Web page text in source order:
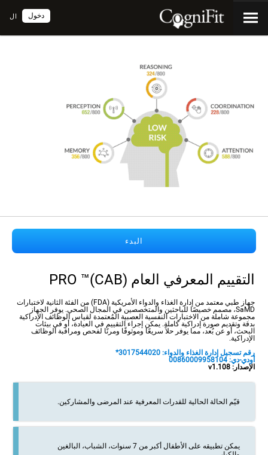
ال دخول
البدء
التقييم المعرفي العام (CAB)™ PRO
جهاز طبي معتمد من إدارة الغذاء والدواء الأمريكية (FDA) من الفئة الثانية لاختبارات
SaMD، مصمم خصيصًا للباحثين والمتخصصين في المجال الصحي. يوفر الجهاز
مجموعة شاملة من الاختبارات النفسية العصبية المُعتمدة لقياس الوظائف الإدراكية
بدقة وتقديم صورة إدراكية كاملة. يمكن إجراء التقييم في العيادة، أو في بيئات
البحث، أو عن بُعد، مما يوفر حلاً سريعًا وموثوقًا ومرنًا لفحص ومراقبة الوظائف
الإدراكية.
رقم تسجيل إدارة الغذاء والدواء: 3017544020*
أودي-دي: 00860009958104
الإصدار: v1.108
قيّم الحالة الحالية للقدرات المعرفية عند المرضى والمشاركين.
يمكن تطبيقه على الأطفال أكبر من 7 سنوات، الشباب، البالغين